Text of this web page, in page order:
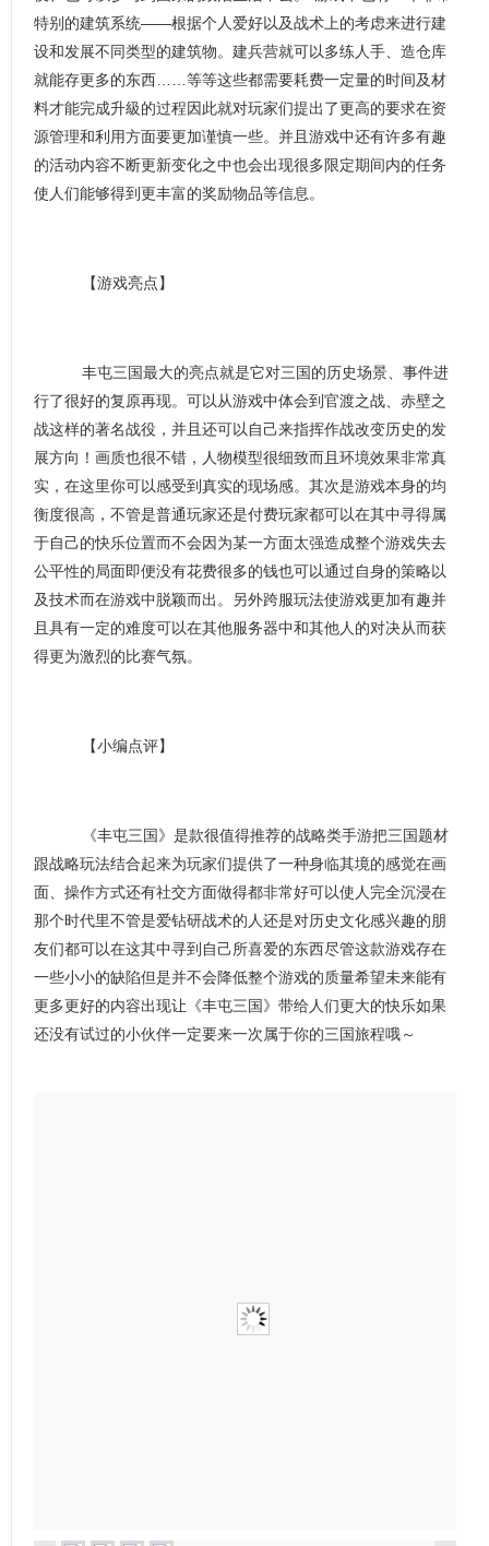
特别的建筑系统——根据个人爱好以及战术上的考虑来进行建
设和发展不同类型的建筑物。建兵营就可以多练人手、造仓库
就能存更多的东西……等等这些都需要耗费一定量的时间及材
料才能完成升級的过程因此就对玩家们提出了更高的要求在资
源管理和利用方面要更加谨慎一些。并且游戏中还有许多有趣
的活动内容不断更新变化之中也会出现很多限定期间内的任务
使人们能够得到更丰富的奖励物品等信息。
【游戏亮点】
丰屯三国最大的亮点就是它对三国的历史场景、事件进
行了很好的复原再现。可以从游戏中体会到官渡之战、赤壁之
战这样的著名战役，并且还可以自己来指挥作战改变历史的发
展方向！画质也很不错，人物模型很细致而且环境效果非常真
实，在这里你可以感受到真实的现场感。其次是游戏本身的均
衡度很高，不管是普通玩家还是付费玩家都可以在其中寻得属
于自己的快乐位置而不会因为某一方面太强造成整个游戏失去
公平性的局面即便没有花费很多的钱也可以通过自身的策略以
及技术而在游戏中脱颖而出。另外跨服玩法使游戏更加有趣并
且具有一定的难度可以在其他服务器中和其他人的对决从而获
得更为激烈的比赛气氛。
【小编点评】
《丰屯三国》是款很值得推荐的战略类手游把三国题材
跟战略玩法结合起来为玩家们提供了一种身临其境的感觉在画
面、操作方式还有社交方面做得都非常好可以使人完全沉浸在
那个时代里不管是爱钻研战术的人还是对历史文化感兴趣的朋
友们都可以在这其中寻到自己所喜爱的东西尽管这款游戏存在
一些小小的缺陷但是并不会降低整个游戏的质量希望未来能有
更多更好的内容出现让《丰屯三国》带给人们更大的快乐如果
还没有试过的小伙伴一定要来一次属于你的三国旅程哦～